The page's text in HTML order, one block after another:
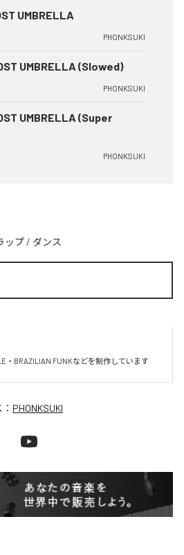
UMBRELLA
PHONKSUKI
UMBRELLA (Slowed)
PHONKSUKI
UMBRELLA (Super
PHONKSUKI
ップ / ダンス
・BRAZILIAN FUNKなどを制作しています
PHONKSUKI